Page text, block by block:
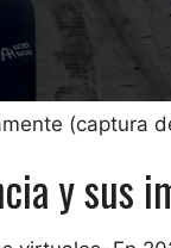
(captura
y sus